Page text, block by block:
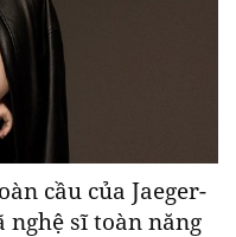
cầu của Jaeger-
nghệ sĩ toàn năng